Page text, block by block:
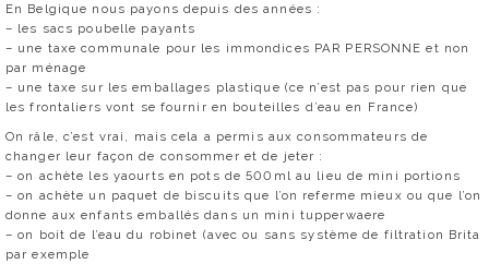
En Belgique nous payons depuis des années :
– les sacs poubelle payants
– une taxe communale pour les immondices PAR PERSONNE et non
par ménage
– une taxe sur les emballages plastique (ce n’est pas pour rien que
les frontaliers vont se fournir en bouteilles d’eau en France)
On râle, c’est vrai, mais cela a permis aux consommateurs de
changer leur façon de consommer et de jeter :
– on achète les yaourts en pots de 500ml au lieu de mini portions
– on achète un paquet de biscuits que l’on referme mieux ou que l’on
donne aux enfants emballés dans un mini tupperwaere
– on boit de l’eau du robinet (avec ou sans système de filtration Brita
par exemple